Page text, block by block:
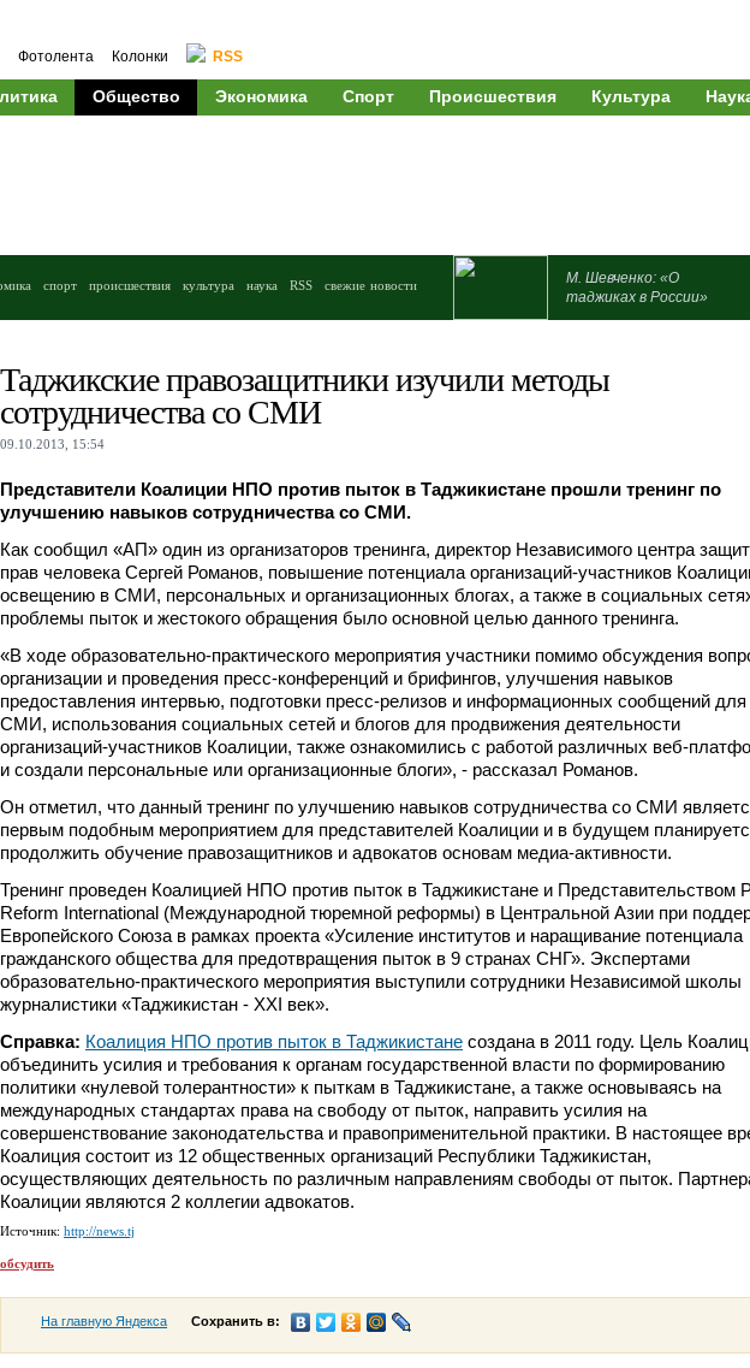
Фотолента Колонки RSS
Общество Экономика Спорт Происшествия Культура
спорт происшествия культура наука RSS свежие новости
М. Шевченко: «О
таджиках в России»
Таджикские правозащитники изучили методы
сотрудничества со СМИ
09.10.2013, 15:54
Представители Коалиции НПО против пыток в Таджикистане прошли тренинг по
улучшению навыков сотрудничества со СМИ.
Как сообщил «АП» один из организаторов тренинга, директор Независимого центра
прав человека Сергей Романов, повышение потенциала организаций-участников
освещению в СМИ, персональных и организационных блогах, а также в социальных
проблемы пыток и жестокого обращения было основной целью данного тренинга.
«В ходе образовательно-практического мероприятия участники помимо обсуждения
организации и проведения пресс-конференций и брифингов, улучшения навыков
предоставления интервью, подготовки пресс-релизов и информационных сообщений для
СМИ, использования социальных сетей и блогов для продвижения деятельности
организаций-участников Коалиции, также ознакомились с работой различных веб-
и создали персональные или организационные блоги», - рассказал Романов.
Он отметил, что данный тренинг по улучшению навыков сотрудничества со СМИ
первым подобным мероприятием для представителей Коалиции и в будущем
продолжить обучение правозащитников и адвокатов основам медиа-активности.
Тренинг проведен Коалицией НПО против пыток в Таджикистане и Представительством
Reform International (Международной тюремной реформы) в Центральной Азии при
Европейского Союза в рамках проекта «Усиление институтов и наращивание потенциала
гражданского общества для предотвращения пыток в 9 странах СНГ». Экспертами
образовательно-практического мероприятия выступили сотрудники Независимой школы
журналистики «Таджикистан - XXI век».
Справка: Коалиция НПО против пыток в Таджикистане создана в 2011 году. Цель
объединить усилия и требования к органам государственной власти по формированию
политики «нулевой толерантности» к пыткам в Таджикистане, а также основываясь на
международных стандартах права на свободу от пыток, направить усилия на
совершенствование законодательства и правоприменительной практики. В настоящее
Коалиция состоит из 12 общественных организаций Республики Таджикистан,
осуществляющих деятельность по различным направлениям свободы от пыток.
Коалиции являются 2 коллегии адвокатов.
Источник: http://news.tj
обсудить
На главную Яндекса Сохранить в: